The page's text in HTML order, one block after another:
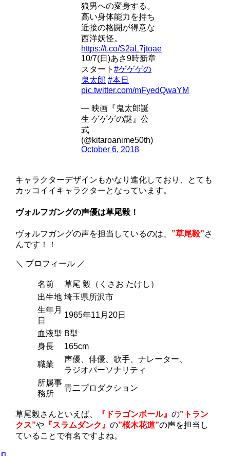
狼男への変身する。
高い身体能力を持ち
近接の格闘が得意な
西洋妖怪。
https://t.co/S2aL7jtoae
10/7(日)あさ9時新章
スタート#ゲゲゲの
鬼太郎 #本日
pic.twitter.com/mFyedQwaYM
— 映画『鬼太郎誕
生 ゲゲゲの謎』公
式
(@kitaroanime50th)
October 6, 2018
キャラクターデザインもかなり進化しており、とても
カッコイイキャラクターとなっています。
ヴォルフガングの声優は草尾毅！
ヴォルフガングの声を担当しているのは、 ”草尾毅”さ
んです！！
＼ プロフィール ／
名前
草尾 毅（くさお たけし）
出生地 埼玉県所沢市
生年月
日
1965年11月20日
血液型 B型
身長
165cm
職業
声優、俳優、歌手、ナレーター、
ラジオパーソナリティ
所属事
務所
青二プロダクション
草尾毅さんといえば、 『ドラゴンボール』の”トラン
クス”や 『スラムダンク』の”桜木花道”の声を担当し
ていることで有名ですよね。